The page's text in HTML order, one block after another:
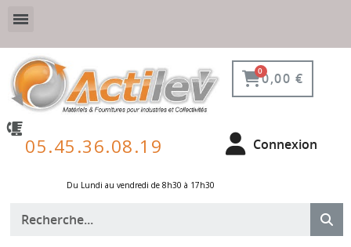
0,00 €
05.45.36.08.19 Connexion
Du Lundi au vendredi de 8h30 à 17h30 ​